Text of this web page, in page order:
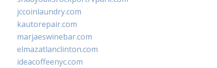
jccoinlaundry.com
kautorepair.com
marjaeswinebar.com
elmazatlanclinton.com
ideacoffeenyc.com